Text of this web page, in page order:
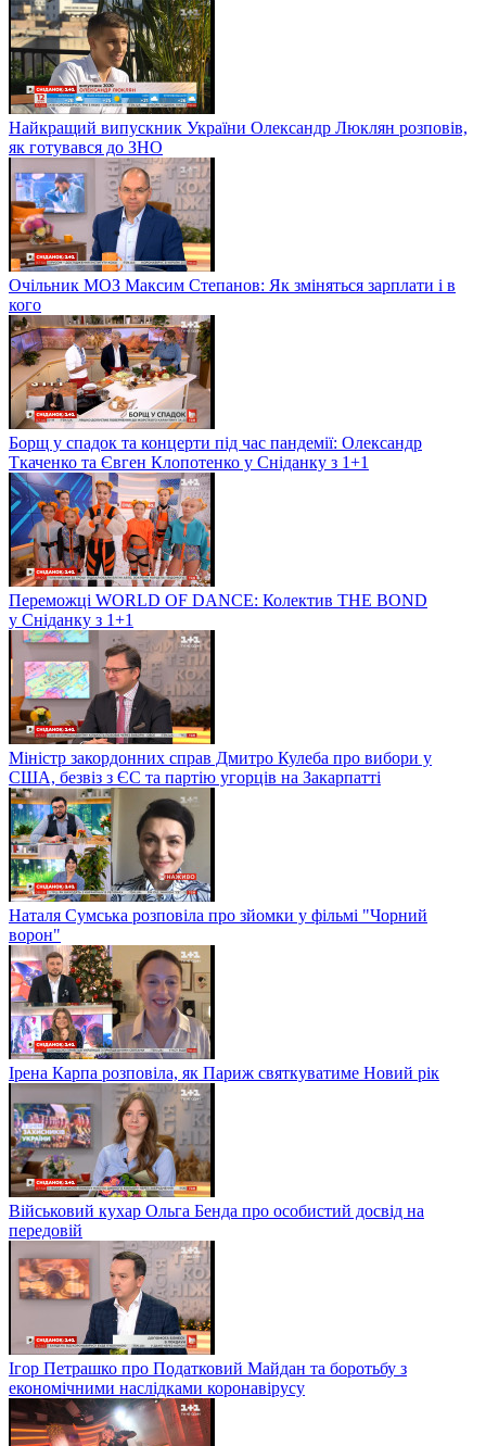
Найкращий випускник України Олександр Люклян розповів,
як готувався до ЗНО
Очільник МОЗ Максим Степанов: Як зміняться зарплати і в
кого
Борщ у спадок та концерти під час пандемії: Олександр
Ткаченко та Євген Клопотенко у Сніданку з 1+1
Переможці WORLD OF DANCE: Колектив THE BOND
у Сніданку з 1+1
Міністр закордонних справ Дмитро Кулеба про вибори у
США, безвіз з ЄС та партію угорців на Закарпатті
Наталя Сумська розповіла про зйомки у фільмі "Чорний
ворон"
Ірена Карпа розповіла, як Париж святкуватиме Новий рік
Військовий кухар Ольга Бенда про особистий досвід на
передовій
Ігор Петрашко про Податковий Майдан та боротьбу з
економічними наслідками коронавірусу